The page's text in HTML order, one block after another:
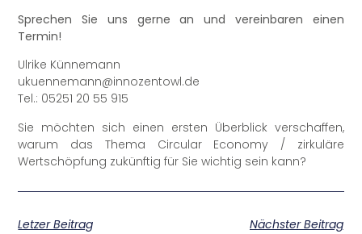
Sprechen Sie uns gerne an und vereinbaren einen
Termin!
Ulrike Künnemann
ukuennemann@innozentowl.de
Tel.: 05251 20 55 915
Sie möchten sich einen ersten Überblick verschaffen,
warum das Thema Circular Economy / zirkuläre
Wertschöpfung zukünftig für Sie wichtig sein kann?
Letzer Beitrag Nächster Beitrag